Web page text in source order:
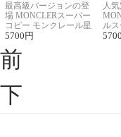
最高級バージョンの登
場 MONCLERスーパー
コピー モンクレール星
座半袖Tシャツ
5700 円
人
ル
ント
5700
前
下